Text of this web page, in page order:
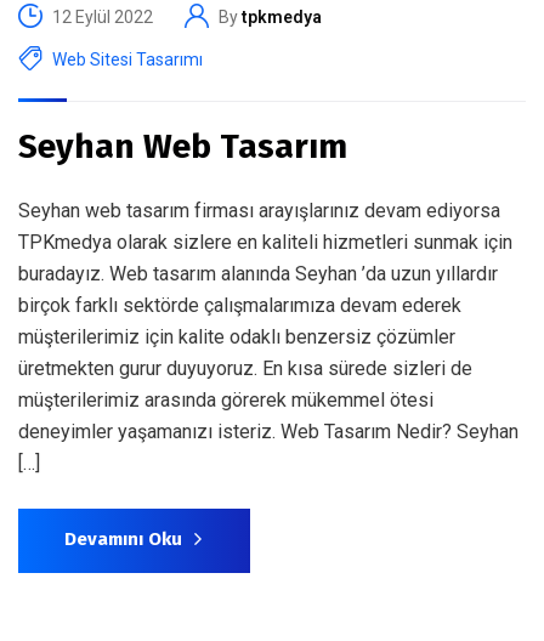
12 Eylül 2022 Bytpkmedya
Web Sitesi Tasarımı
Seyhan Web Tasarım
Seyhan web tasarım firması arayışlarınız devam ediyorsa
TPKmedya olarak sizlere en kaliteli hizmetleri sunmak için
buradayız. Web tasarım alanında Seyhan ’da uzun yıllardır
birçok farklı sektörde çalışmalarımıza devam ederek
müşterilerimiz için kalite odaklı benzersiz çözümler
üretmekten gurur duyuyoruz. En kısa sürede sizleri de
müşterilerimiz arasında görerek mükemmel ötesi
deneyimler yaşamanızı isteriz. Web Tasarım Nedir? Seyhan
[…]
Devamını Oku